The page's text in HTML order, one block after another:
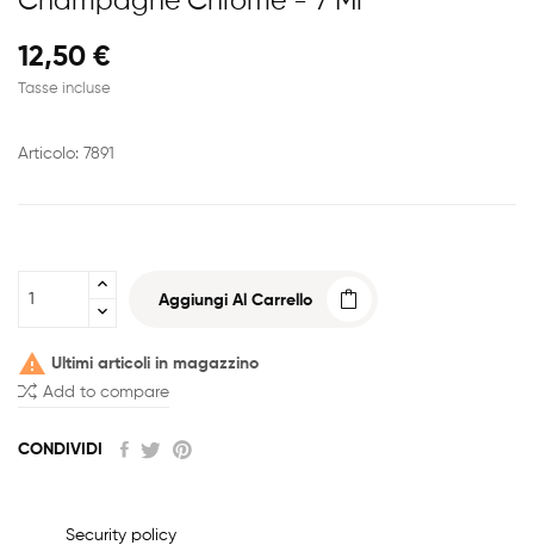
12,50 €
Tasse incluse
Articolo: 7891
Aggiungi Al Carrello
 Ultimi articoli in magazzino
Add to compare
CONDIVIDI
Security policy